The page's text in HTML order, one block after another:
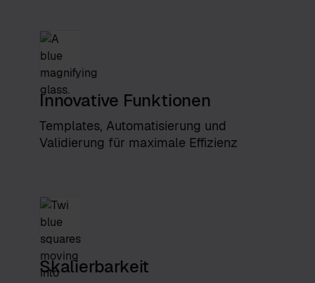
Innovative Funktionen
Templates, Automatisierung und
Validierung für maximale Effizienz
Skalierbarkeit